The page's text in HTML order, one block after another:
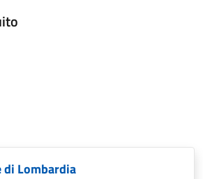
di Lombardia